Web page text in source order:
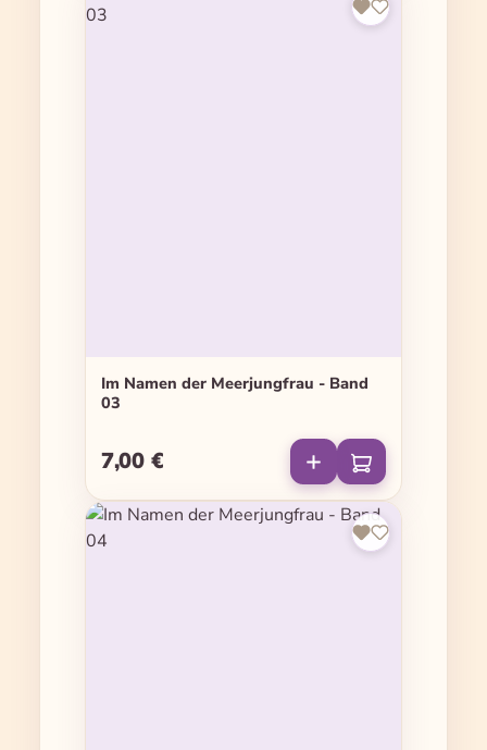
Im Namen der Meerjungfrau - Band
03
Regulärer Preis:
7,00 €